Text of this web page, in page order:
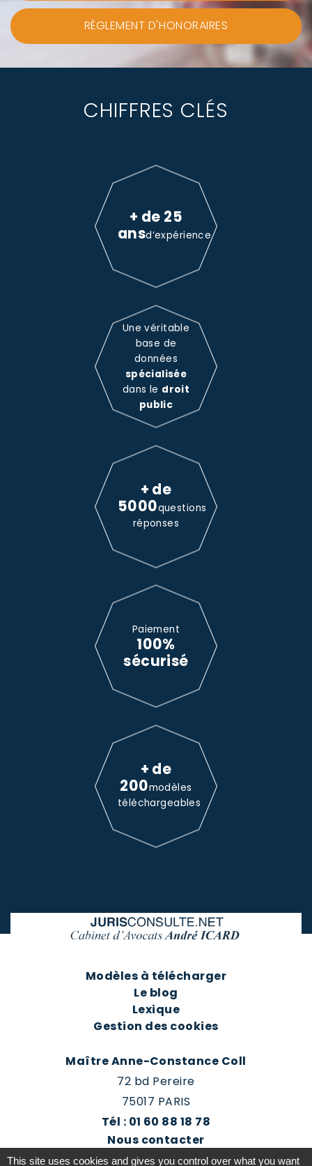
RÈGLEMENT D'HONORAIRES
CHIFFRES CLÉS
+ de 25
ansd’expérience
Une véritable
base de
données
spécialisée
dans le droit
public
+ de
5000questions
réponses
Paiement
100%
sécurisé
+ de
200modèles
téléchargeables
Modèles à télécharger
Le blog
Lexique
Gestion des cookies
Maître Anne-Constance Coll
72 bd Pereire
75017 PARIS
Tél : 01 60 88 18 78
Nous contacter
Prendre rendez-vous
This site uses cookies and gives you control over what you want